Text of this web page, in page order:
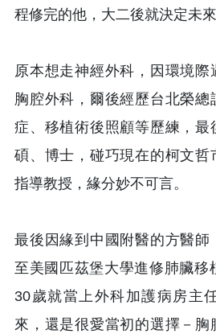
程修完的他，大二後就決定未
原本想走神經外科，因環境際
胸腔外科，爾後經歷台北榮總
症、移植術後照顧等歷練，最
碩、博士，碰巧現在的柯文哲
指導教授，緣分妙不可言。
最後因緣到中國附醫的方醫師
至美國匹茲堡大學進修肺臟移
30歲就當上外科加護病房主
來，還是很愛當初的選擇－胸